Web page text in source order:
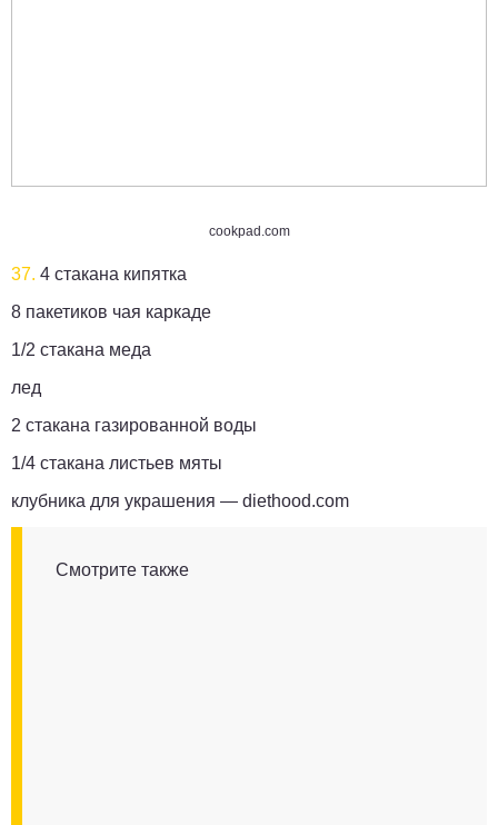
cookpad.com
37. 4 стакана кипятка
8 пакетиков чая каркаде
1/2 стакана меда
лед
2 стакана газированной воды
1/4 стакана листьев мяты
клубника для украшения — diethood.com
Смотрите также